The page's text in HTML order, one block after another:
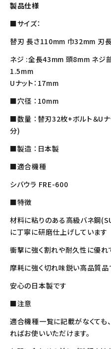
製品仕様
■サイズ：
替刃 長さ110mm 巾32mm 刃
ネジ :全長43mm 頭8mm ネジ
1.5mm
Uナット：17mm
■穴径 ：10mm
■数量 ：替刃32枚+ボルト＆U
分)
■製造 ：日本製
■適合機種
シバウラ FRE-600
■特徴
材料に粘りのある高級バネ鋼
に丁寧に研磨仕上げしています
衝撃に強く割れや耐久性に優れ
摩耗に強く切れ味鋭い高品質品
安心の日本製です
■注意
適合機種一覧に記載がなくても
ればお使いいただけます。